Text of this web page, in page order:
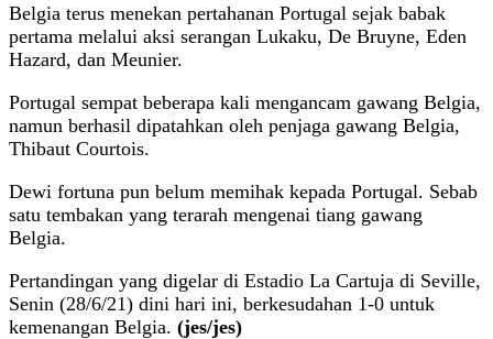
Belgia terus menekan pertahanan Portugal sejak babak
pertama melalui aksi serangan Lukaku, De Bruyne, Eden
Hazard, dan Meunier.
Portugal sempat beberapa kali mengancam gawang Belgia,
namun berhasil dipatahkan oleh penjaga gawang Belgia,
Thibaut Courtois.
Dewi fortuna pun belum memihak kepada Portugal. Sebab
satu tembakan yang terarah mengenai tiang gawang
Belgia.
Pertandingan yang digelar di Estadio La Cartuja di Seville,
Senin (28/6/21) dini hari ini, berkesudahan 1-0 untuk
kemenangan Belgia. (jes/jes)